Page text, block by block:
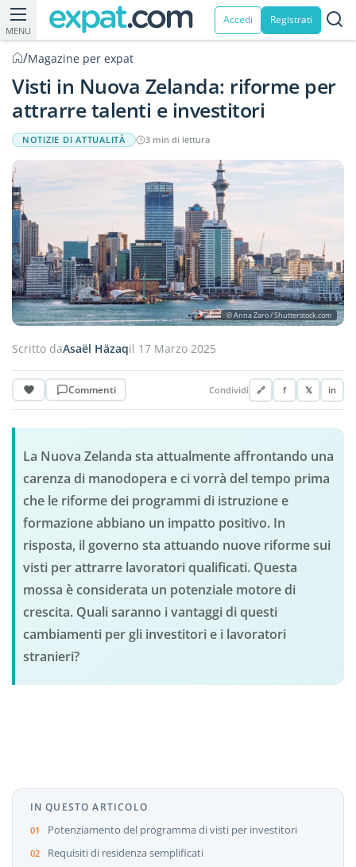
MENU
Accedi Registrati
/Magazine per expat
Visti in Nuova Zelanda: riforme per
attrarre talenti e investitori
NOTIZIE DI ATTUALITÀ 3 min di lettura
© Anna Zaro / Shutterstock.com
Scritto daAsaël Häzaqil 17 Marzo 2025
Commenti Condividi 🔗 f 𝕏 in
La Nuova Zelanda sta attualmente affrontando una
carenza di manodopera e ci vorrà del tempo prima
che le riforme dei programmi di istruzione e
formazione abbiano un impatto positivo. In
risposta, il governo sta attuando nuove riforme sui
visti per attrarre lavoratori qualificati. Questa
mossa è considerata un potenziale motore di
crescita. Quali saranno i vantaggi di questi
cambiamenti per gli investitori e i lavoratori
stranieri?
IN QUESTO ARTICOLO
Potenziamento del programma di visti per investitori
Requisiti di residenza semplificati